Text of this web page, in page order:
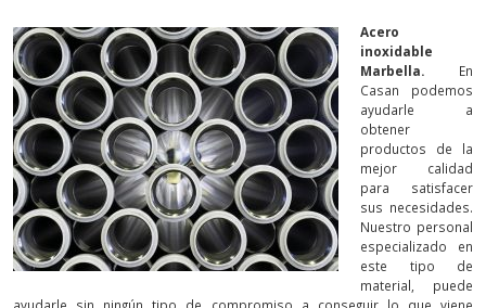
Acero
inoxidable
Marbella. En
Casan podemos
ayudarle a
obtener
productos de la
mejor calidad
para satisfacer
sus necesidades.
Nuestro personal
especializado en
este tipo de
material, puede